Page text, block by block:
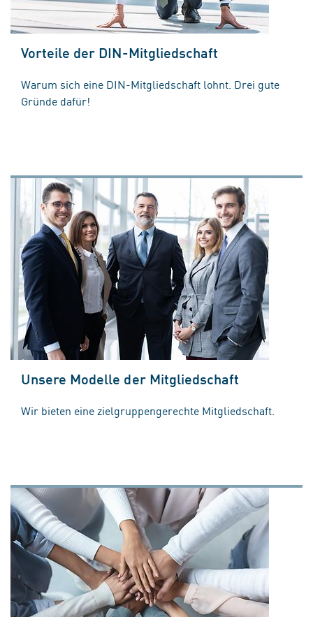
Vorteile der DIN-Mitgliedschaft
Warum sich eine DIN-Mitgliedschaft lohnt. Drei gute
Gründe dafür!
Unsere Modelle der Mitgliedschaft
Wir bieten eine zielgruppengerechte Mitgliedschaft.